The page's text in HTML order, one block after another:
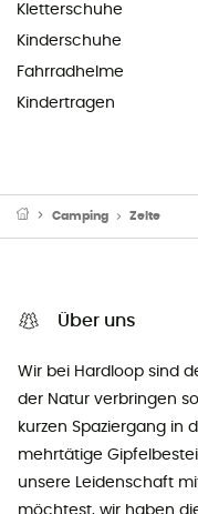
Kletterschuhe
Kinderschuhe
Fahrradhelme
Kindertragen
Camping Zelte
Über uns
Wir bei Hardloop sind
der Natur verbringen
kurzen Spaziergang in
mehrtätige
unsere Leidenschaft
möchtest, wir haben